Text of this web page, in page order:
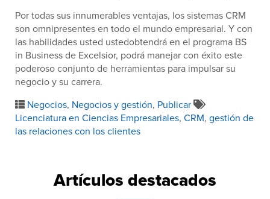
Por todas sus innumerables ventajas, los sistemas CRM
son omnipresentes en todo el mundo empresarial. Y con
las habilidades usted ustedobtendrá en el programa BS
in Business de Excelsior, podrá manejar con éxito este
poderoso conjunto de herramientas para impulsar su
negocio y su carrera.
Negocios, Negocios y gestión, Publicar
Licenciatura en Ciencias Empresariales, CRM, gestión de
las relaciones con los clientes
Artículos destacados